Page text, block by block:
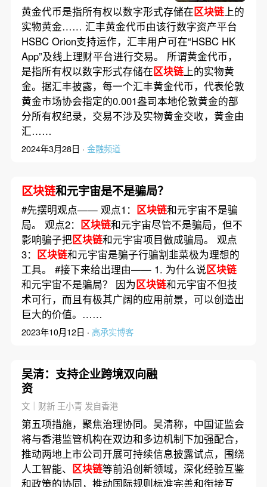
黄金代币是指所有权以数字形式存储在区块链上的
实物黄金…… 汇丰黄金代币由该行数字资产平台
HSBC Orion支持运作，汇丰用户可在“HSBC HK
App”及线上理财平台进行交易。 所谓黄金代币，
是指所有权以数字形式存储在区块链上的实物黄
金。据汇丰披露，每一个汇丰黄金代币，代表伦敦
黄金市场协会指定的0.001盎司本地伦敦黄金的部
分所有权纪录，交易不涉及实物黄金交收，黄金由
汇……
2024年3月28日 · 金融频道
区块链和元宇宙是不是骗局？
#先摆明观点—— 观点1： 区块链和元宇宙不是骗
局。 观点2： 区块链和元宇宙尽管不是骗局，但不
影响骗子把区块链和元宇宙项目做成骗局。 观点
3： 区块链和元宇宙是骗子行骗割韭菜极为理想的
工具。 #接下来给出理由—— 1. 为什么说区块链
和元宇宙不是骗局？ 因为区块链和元宇宙不但技
术可行，而且有极其广阔的应用前景，可以创造出
巨大的价值。……
2023年10月12日 · 高承实博客
吴清：支持企业跨境双向融
资
文｜财新 王小青 发自香港
第五项措施，聚焦治理协同。吴清称，中国证监会
将与香港监管机构在双边和多边机制下加强配合，
推动两地上市公司开展可持续信息披露试点，围绕
人工智能、 区块链等前沿创新领域，深化经验互鉴
和政策的协同，推动国际规则标准完善和衔接互